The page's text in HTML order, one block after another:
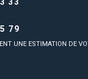
33
79
UNE ESTIMATION DE